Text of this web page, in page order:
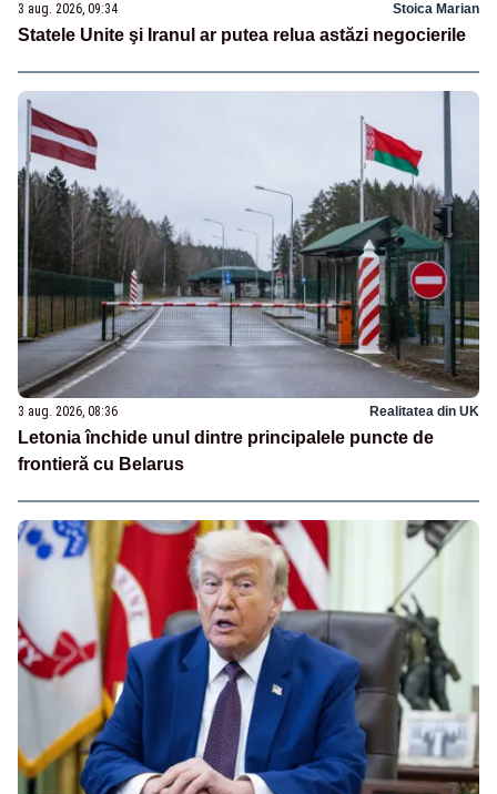
3 aug. 2026, 09:34 Stoica Marian
Statele Unite şi Iranul ar putea relua astăzi negocierile
3 aug. 2026, 08:36 Realitatea din UK
Letonia închide unul dintre principalele puncte de
frontieră cu Belarus